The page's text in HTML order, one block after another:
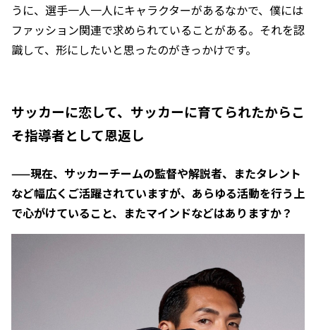
うに、選手一人一人にキャラクターがあるなかで、僕には
ファッション関連で求められていることがある。それを認
識して、形にしたいと思ったのがきっかけです。
サッカーに恋して、サッカーに育てられたからこ
そ指導者として恩返し
——現在、サッカーチームの監督や解説者、またタレント
など幅広くご活躍されていますが、あらゆる活動を行う上
で心がけていること、またマインドなどはありますか？